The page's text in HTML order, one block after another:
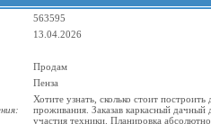
563595
13.04.2026
Продам
Пенза
Хотите узнать, сколько стоит
проживания. Заказав каркасный
участия техники. Планировка абсолютно